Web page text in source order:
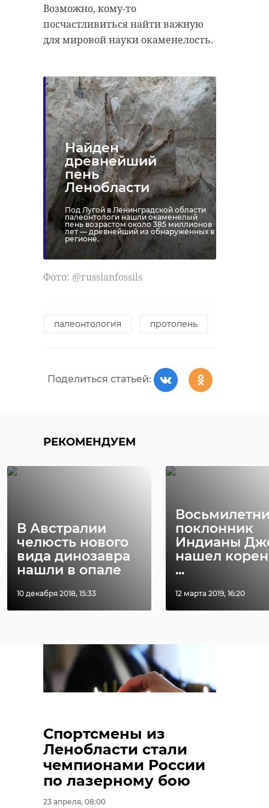
Возможно, кому-то
посчастливиться найти важную
для мировой науки окаменелость.
Найден
древнейший
пень
Ленобласти
Под Лугой в Ленинградской области
палеонтологи нашли окаменелый
пень возрастом около 385 миллионов
лет — древнейший из обнаруженных в
регионе.
Фото: @russianfossils
палеонтология протопень
Поделиться статьей:
РЕКОМЕНДУЕМ
В Австралии
челюсть нового
вида динозавра
нашли в опале
10 декабря 2018, 15:33
поклонник
Индианы
нашел
...
12 марта 2019, 16:20
Спортсмены из
Ленобласти стали
чемпионами России
по лазерному бою
23 апреля, 08:00
Фото: https://vk.com/wall-
99022655_25163
до лета закроют
на весеннюю
просушку
"Парк
17 апреля
закроется на
весеннюю